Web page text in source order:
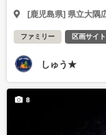
[鹿児島県] 県立大隅
ファミリー 区画サイト
しゅう★
8